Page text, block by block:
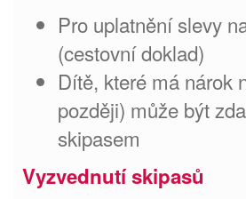
Pro uplatnění slevy
(cestovní doklad)
Dítě, které má nárok
později) může být
skipasem
Vyzvednutí skipasů